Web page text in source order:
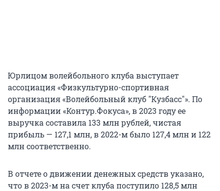
Юрлицом волейбольного клуба выступает
ассоциация «Физкультурно-спортивная
организация «Волейбольный клуб "Кузбасс"». По
информации «Контур.Фокуса», в 2023 году ее
выручка составила 133 млн рублей, чистая
прибыль — 127,1 млн, в 2022-м было 127,4 млн и 122
млн соответственно.
В отчете о движении денежных средств указано,
что в 2023-м на счет клуба поступило 128,5 млн